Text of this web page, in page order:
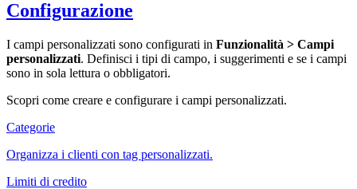
Configurazione
I campi personalizzati sono configurati in Funzionalità > Campi
personalizzati. Definisci i tipi di campo, i suggerimenti e se i campi
sono in sola lettura o obbligatori.
Scopri come creare e configurare i campi personalizzati.
Categorie
Organizza i clienti con tag personalizzati.
Limiti di credito